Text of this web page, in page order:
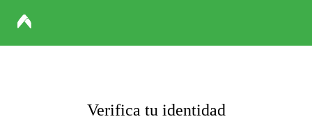
Verifica tu identidad